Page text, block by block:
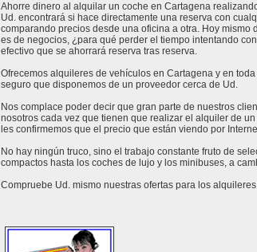
Ahorre dinero al alquilar un coche en Cartagena
Ud. encontrará si hace directamente una reserva con
comparando precios desde una oficina a otra. Hoy
es de negocios, ¿para qué perder el tiempo intentando
efectivo que se ahorrará reserva tras reserva.
Ofrecemos alquileres de vehículos en Cartagena y en
seguro que disponemos de un proveedor cerca de Ud.
Nos complace poder decir que gran parte de nuestros
nosotros cada vez que tienen que realizar el alquiler de
les confirmemos que el precio que están viendo por
No hay ningún truco, sino el trabajo constante fruto de
compactos hasta los coches de lujo y los minibuses, a
Compruebe Ud. mismo nuestras ofertas para los